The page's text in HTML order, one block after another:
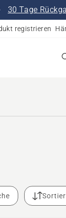
30 Tage
registrieren